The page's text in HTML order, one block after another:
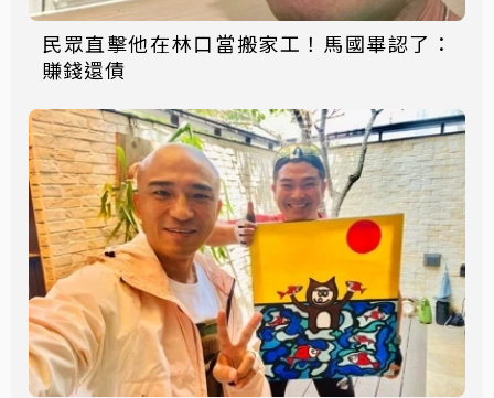
民眾直擊他在林口當搬家工！馬國畢認了：
賺錢還債